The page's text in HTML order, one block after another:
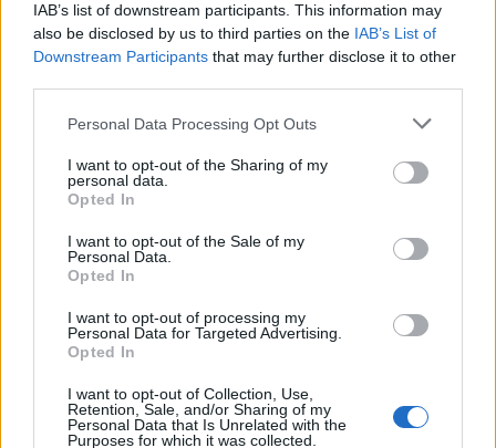
IAB’s list of downstream participants. This information may
also be disclosed by us to third parties on the IAB’s List of
Downstream Participants that may further disclose it to other
Please note that this website/app uses one or more Google
not limited to your visit or usage behaviour. You may click to
grant or deny consent to Google and its third-party tags to
use your data for below specified purposes in below Google
consent section.
Personal Data Processing Opt Outs
I want to opt-out of the Sharing of my
personal data.
Opted In
I want to opt-out of the Sale of my
Personal Data.
Opted In
I want to opt-out of processing my
Personal Data for Targeted Advertising.
Opted In
I want to opt-out of Collection, Use,
Retention, Sale, and/or Sharing of my
Personal Data that Is Unrelated with the
Purposes for which it was collected.
ΠΟΛΙΤΙΚΗ
01/11/2025 - 12:12
Γεωργιάδης: Αφορολόγητες οι
αποζημιώσεις για τους πληγέντες στο
Δεν κατάφερε να συγκρατήσει τα δάκρυά
του ο υπουργός Υγείας όταν άκουσε τη